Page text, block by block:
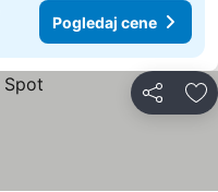
Pogledaj cene
Deli